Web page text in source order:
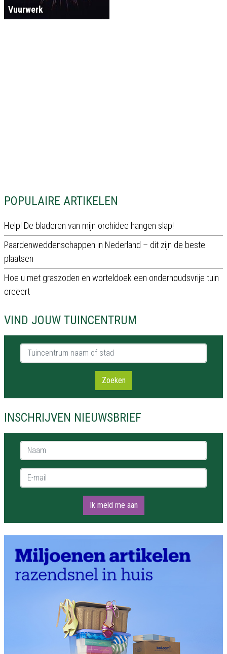
POPULAIRE ARTIKELEN
Help! De bladeren van mijn orchidee hangen slap!
Paardenweddenschappen in Nederland – dit zijn de beste
plaatsen
Hoe u met graszoden en worteldoek een onderhoudsvrije tuin
creëert
VIND JOUW TUINCENTRUM
Tuincentrum naam of stad
Zoeken
INSCHRIJVEN NIEUWSBRIEF
Naam *
E-mail *
Ik meld me aan
Vuurwerk